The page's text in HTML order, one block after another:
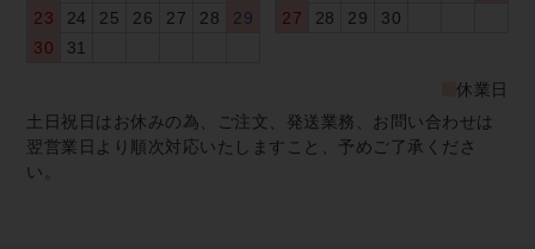
23
24 25 26 27 28
29
30
31
27
28 29 30
休業日
土日祝日はお休みの為、ご注文、発送業務、お問い合わせは
翌営業日より順次対応いたしますこと、予めご了承くださ
い。